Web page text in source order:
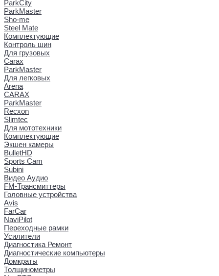
ParkCity
ParkMaster
Sho-me
Steel Mate
Комплектующие
Контроль шин
Для грузовых
Carax
ParkMaster
Для легковых
Arena
CARAX
ParkMaster
Recxon
Slimtec
Для мототехники
Комплектующие
Экшен камеры
BulletHD
Sports Cam
Subini
Видео Аудио
FM-Трансмиттеры
Головные устройства
Avis
FarCar
NaviPilot
Переходные рамки
Усилители
Диагностика Ремонт
Диагностические компьютеры
Домкраты
Толщинометры